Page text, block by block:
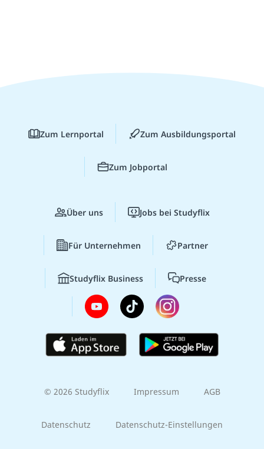
Zum Lernportal Zum Ausbildungsportal
Zum Jobportal
Über uns Jobs bei Studyflix
Für Unternehmen Partner
Studyflix Business Presse
© 2026 Studyflix Impressum AGB
Datenschutz Datenschutz-Einstellungen